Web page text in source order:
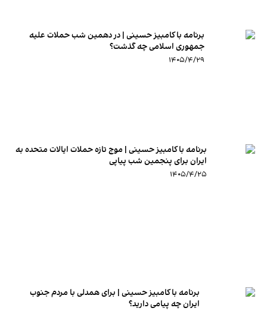
برنامه با کامبیز حسینی | در دهمین شب حملات علیه
جمهوری اسلامی چه گذشت؟
۱۴۰۵/۴/۲۹
برنامه با کامبیز حسینی | موج تازه حملات ایالات متحده به
ایران برای پنجمین شب پیاپی
۱۴۰۵/۴/۲۵
برنامه با کامبیز حسینی | برای همدلی با مردم جنوب
ایران چه پیامی دارید؟